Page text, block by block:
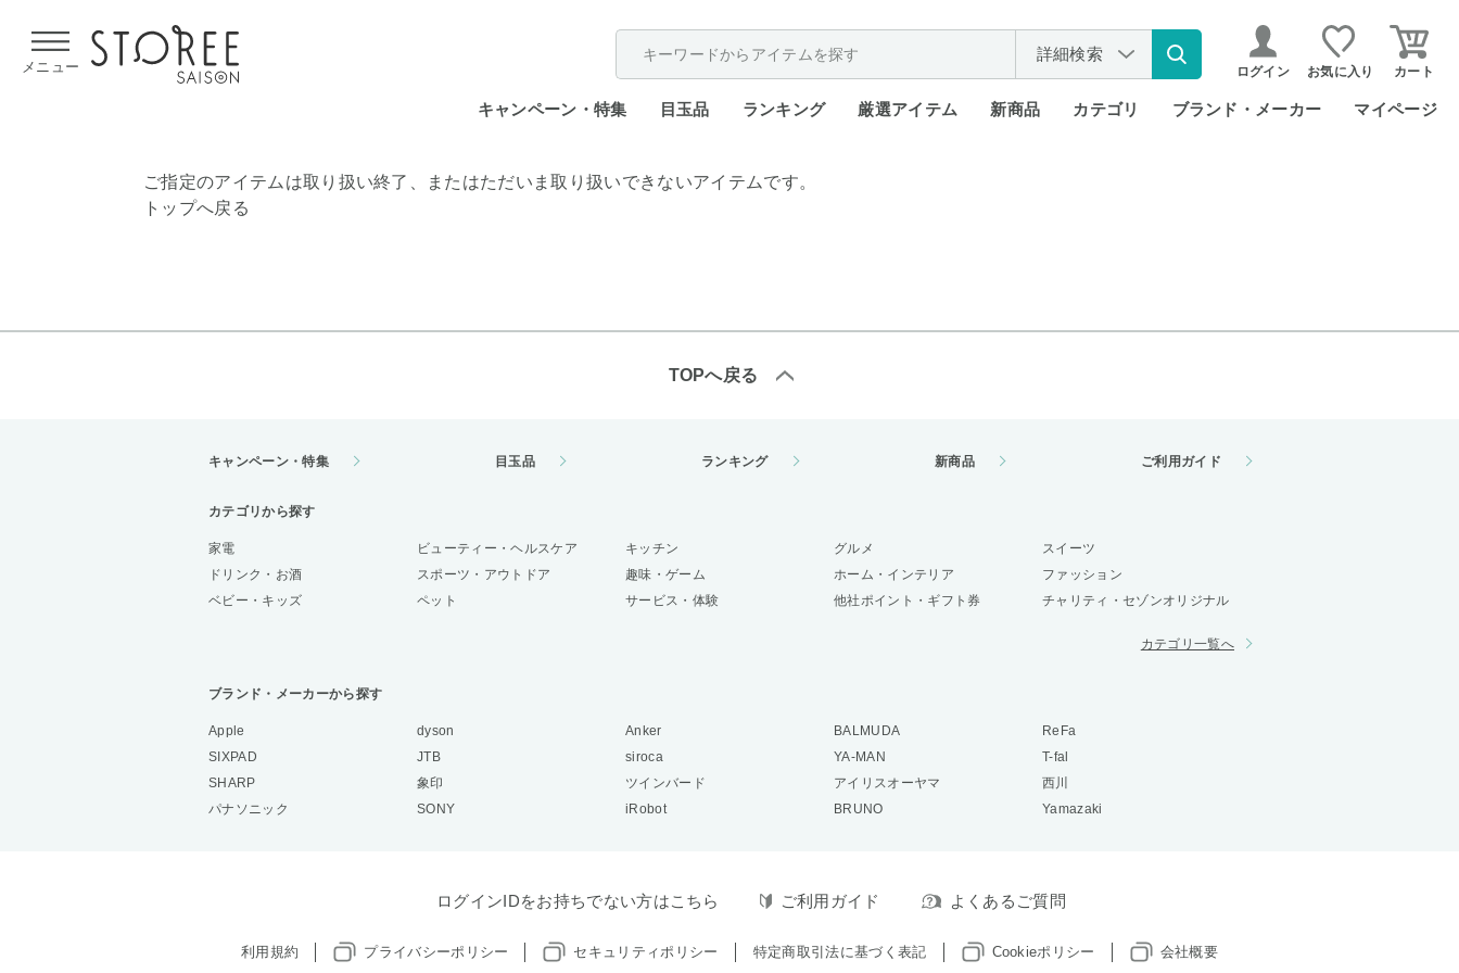
メニュー
詳細検索
ログイン お気に入り カート
キャンペーン・特集 目玉品 ランキング 厳選アイテム 新商品 カテゴリ ブランド・メーカー マイページ
ご指定のアイテムは取り扱い終了、またはただいま取り扱いできないアイテムです。
トップへ戻る
TOPへ戻る
キャンペーン・特集 目玉品 ランキング 新商品 ご利用ガイド
カテゴリから探す
家電 ビューティー・ヘルスケア キッチン グルメ
スイーツ
ドリンク・お酒
スポーツ・アウトドア 趣味・ゲーム ホーム・インテリア
ファッション
ベビー・キッズ
ペット サービス・体験 他社ポイント・ギフト券 チャリティ・セゾンオリジナル
カテゴリ一覧へ
ブランド・メーカーから探す
Apple dyson Anker BALMUDA
ReFa
SIXPAD
JTB siroca YA-MAN
T-fal
SHARP
象印 ツインバード アイリスオーヤマ
西川
パナソニック
SONY iRobot BRUNO Yamazaki
ログインIDをお持ちでない方はこちら ご利用ガイド よくあるご質問
利用規約 プライバシーポリシー セキュリティポリシー 特定商取引法に基づく表記 Cookieポリシー 会社概要